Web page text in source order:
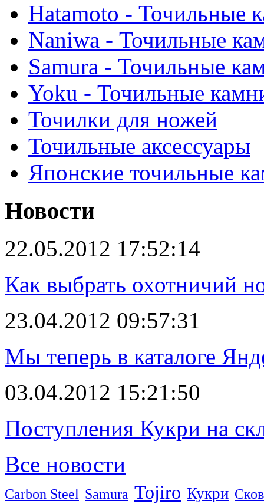
Hatamoto - Точильные
Naniwa - Точильные
Samura - Точильные
Yoku - Точильные
Точилки для ножей
Точильные аксессуары
Японские точильные
Новости
22.05.2012 17:52:14
Как выбрать охотничий
23.04.2012 09:57:31
Мы теперь в каталоге
03.04.2012 15:21:50
Поступления Кукри на
Все новости
Carbon Steel Samura Tojiro Кукри